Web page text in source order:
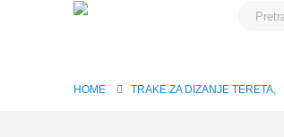
HOME TRAKE ZA DIZANJE TERETA,